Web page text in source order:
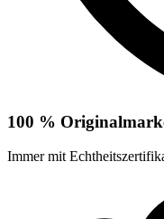
100 %
Immer mit